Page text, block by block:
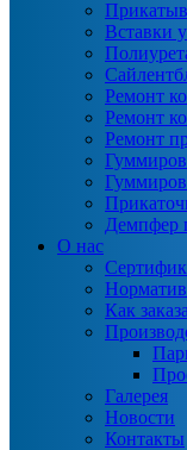
Вставки
Ремонт
Ремонт
Ремонт
Демпфер
О нас
Как
Галерея
Новости
Контакты